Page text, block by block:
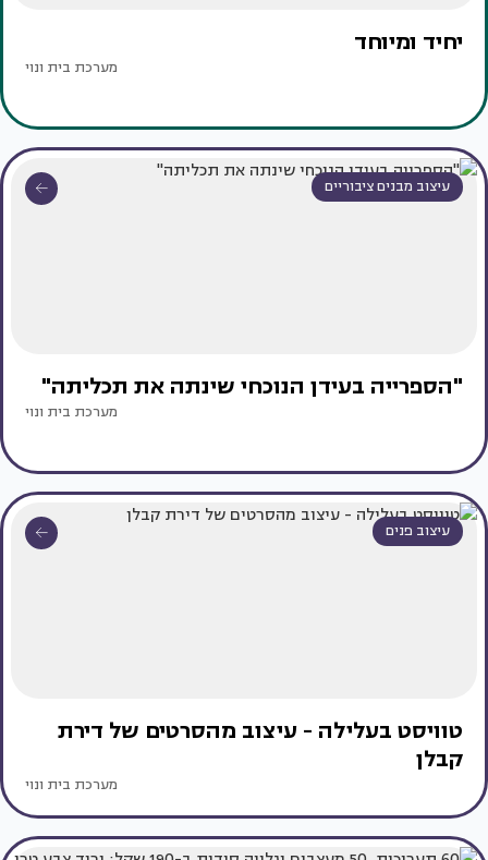
יחיד ומיוחד
מערכת בית ונוי
עיצוב מבנים ציבוריים
"הספרייה בעידן הנוכחי שינתה את תכליתה"
מערכת בית ונוי
עיצוב פנים
טוויסט בעלילה - עיצוב מהסרטים של דירת
קבלן
מערכת בית ונוי